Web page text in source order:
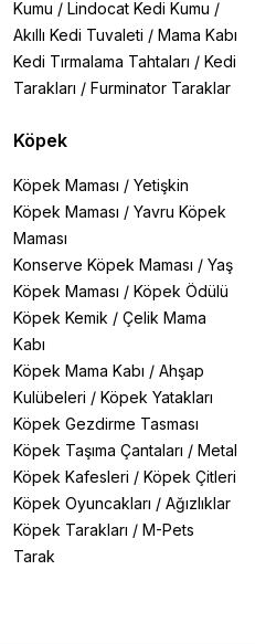
Kumu / Lindocat Kedi Kumu /
Akıllı Kedi Tuvaleti / Mama Kabı
Kedi Tırmalama Tahtaları / Kedi
Tarakları / Furminator Taraklar
Köpek
Köpek Maması / Yetişkin
Köpek Maması / Yavru Köpek
Maması
Konserve Köpek Maması / Yaş
Köpek Maması / Köpek Ödülü
Köpek Kemik / Çelik Mama
Kabı
Köpek Mama Kabı / Ahşap
Kulübeleri / Köpek Yatakları
Köpek Gezdirme Tasması
Köpek Taşıma Çantaları / Metal
Köpek Kafesleri / Köpek Çitleri
Köpek Oyuncakları / Ağızlıklar
Köpek Tarakları / M-Pets
Tarak